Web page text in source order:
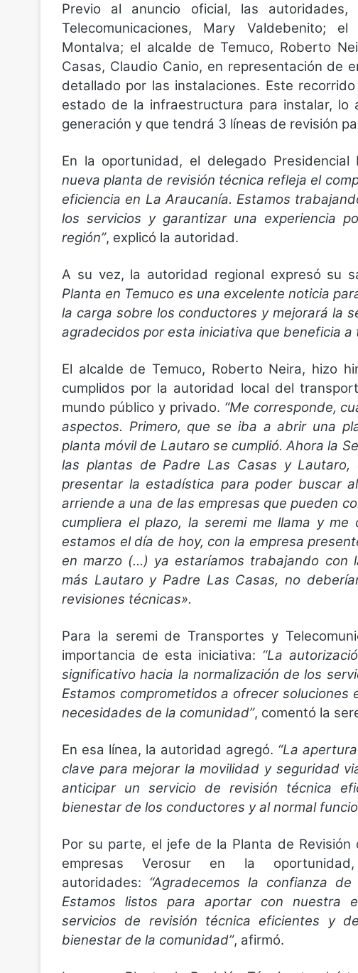
Previo al anuncio oficial, las
Telecomunicaciones, Mary Valdebenito;
Montalva; el alcalde de Temuco, Roberto
Casas, Claudio Canio, en representación de
detallado por las instalaciones. Este
estado de la infraestructura para instalar, lo
generación y que tendrá 3 líneas de revisión
En la oportunidad, el delegado Presidencial
nueva planta de revisión técnica refleja el
eficiencia en La Araucanía. Estamos
los servicios y garantizar una experiencia
región”, explicó la autoridad.
A su vez, la autoridad regional expresó su
Planta en Temuco es una excelente noticia
la carga sobre los conductores y mejorará la
agradecidos por esta iniciativa que beneficia a
El alcalde de Temuco, Roberto Neira, hizo
cumplidos por la autoridad local del
mundo público y privado. “Me corresponde,
aspectos. Primero, que se iba a abrir una
planta móvil de Lautaro se cumplió. Ahora la
las plantas de Padre Las Casas y
presentar la estadística para poder buscar
arriende a una de las empresas que pueden
cumpliera el plazo, la seremi me llama y
estamos el día de hoy, con la empresa
en marzo (…) ya estaríamos trabajando con
más Lautaro y Padre Las Casas, no
revisiones técnicas».
Para la seremi de Transportes y
importancia de esta iniciativa: “La
significativo hacia la normalización de los
Estamos comprometidos a ofrecer
necesidades de la comunidad”, comentó la
En esa línea, la autoridad agregó. “La
clave para mejorar la movilidad y seguridad
anticipar un servicio de revisión técnica
bienestar de los conductores y al normal
Por su parte, el jefe de la Planta de
empresas Verosur en la
autoridades: “Agradecemos la confianza
Estamos listos para aportar con nuestra
servicios de revisión técnica eficientes y
bienestar de la comunidad”, afirmó.